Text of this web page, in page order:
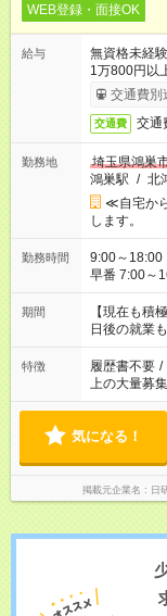
WEB登録・面接OK
給与
無資格未経
1万800円以
交通費別
交通費 交通
勤務地
埼玉県鴻巣
鴻巣駅 / 北
≪自宅か
します。
勤務時間
9:00～18:00（休憩60分） ■ご
早番 7:00～16:00 遅
い」 「余裕
たくない」 な
の方へ 今ご
の勤務時間
期間
【現在も積
日後の就業
特徴 履歴書不要 /
上の大量募集
気になる！
掲載元企業名 日